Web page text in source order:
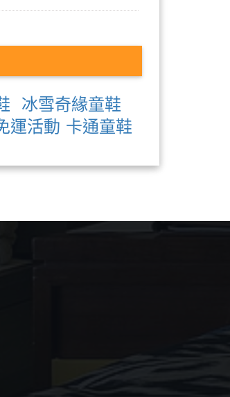
冰雪奇緣童鞋
運活動 卡通童鞋